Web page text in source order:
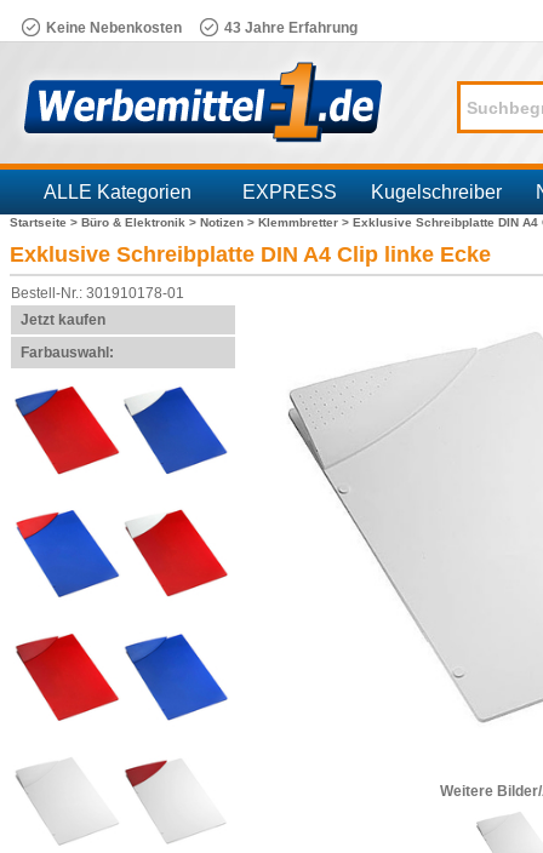
Keine Nebenkosten 43 Jahre Erfahrung
ALLE Kategorien EXPRESS Kugelschreiber
Branchen
Startseite > Büro & Elektronik > Notizen > Klemmbretter > Exklusive Schreibplatte DIN
Exklusive Schreibplatte DIN A4 Clip linke Ecke
Bestell-Nr.: 301910178-01
Jetzt kaufen
Farbauswahl:
Weitere